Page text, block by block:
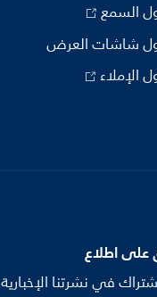
السمع
شاشات العرض
الإملاء
على اطلاع
في نشرتنا الإخبارية